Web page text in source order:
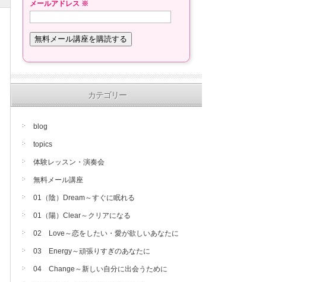
メールアドレス ※
カテゴリー
blog
topics
体験レッスン・演奏会
無料メール講座
01（陰）Dream～すぐに眠れる
01（陽）Clear～クリアになる
02 Love～恋をしたい・愛が欲しいあなたに
03 Energy～頑張りすぎのあなたに
04 Change～新しい自分に出会うために